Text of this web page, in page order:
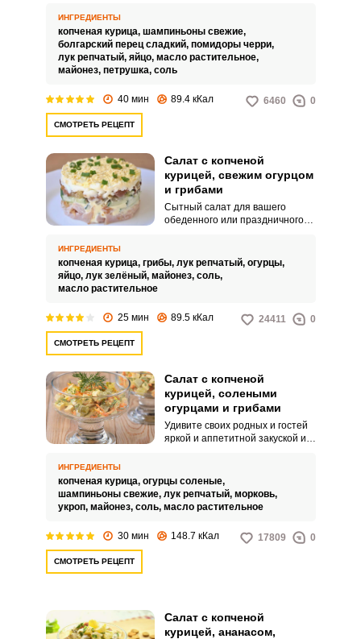
сделает его еще аппетитнее.
Для семейного стола и
праздничного застолья, его
везде оценят по достоинству!
ИНГРЕДИЕНТЫ
копченая курица, шампиньоны свежие,
болгарский перец сладкий, помидоры черри,
лук репчатый, яйцо, масло растительное,
майонез, петрушка, соль
40 мин 89.4 кКал 6460 0
СМОТРЕТЬ РЕЦЕПТ
Салат с копченой
курицей, свежим огурцом
и грибами
Сытный салат для вашего
обеденного или праздничного
огурцов. Закуска выйдет сочной
и аппетитной.
ИНГРЕДИЕНТЫ
копченая курица, грибы, лук репчатый, огурцы,
яйцо, лук зелёный, майонез, соль,
масло растительное
25 мин 89.5 кКал 24411 0
СМОТРЕТЬ РЕЦЕПТ
Салат с копченой
курицей, солеными
огурцами и грибами
Удивите своих родных и гостей
яркой и аппетитной закуской из
различных продуктов сделает
ваше блюдо по-настоящему
оригинальным и необычным.
ИНГРЕДИЕНТЫ
копченая курица, огурцы соленые,
шампиньоны свежие, лук репчатый, морковь,
укроп, майонез, соль, масло растительное
30 мин 148.7 кКал 17809 0
СМОТРЕТЬ РЕЦЕПТ
Салат с копченой
курицей, ананасом,